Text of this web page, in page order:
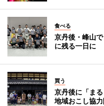
食べる
京丹後・峰山
に残る一日に
買う
京丹後に「ま
地域おこし協